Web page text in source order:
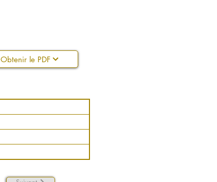
Obtenir le PDF